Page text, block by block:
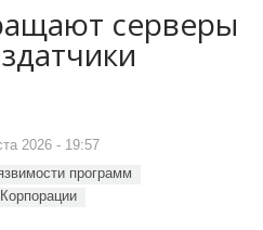
серверы
2026 - 19:57
программ
Корпорации